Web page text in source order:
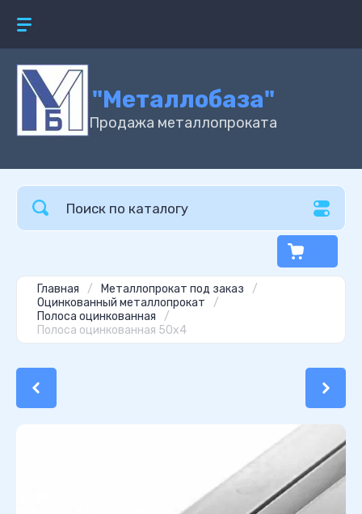
"Металлобаза"
Продажа металлопроката
Главная / Металлопрокат под заказ
/
Оцинкованный металлопрокат
/
Полоса оцинкованная
/
Полоса оцинкованная 50х4